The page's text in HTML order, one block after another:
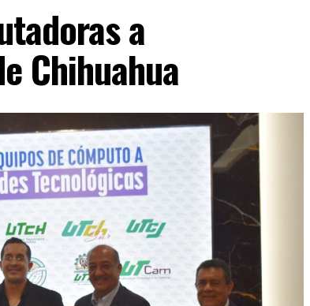
a
Chihuahua